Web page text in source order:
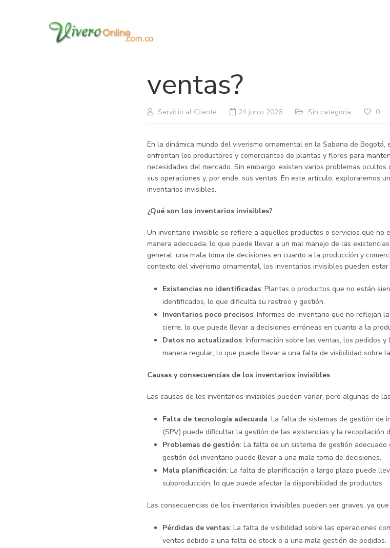
invisible está
ventas?
Servicio al Cliente 24 junio 2026 Sin categoría 0
En la dinámica mundo del viverismo ornamental en la Sabana de
enfrentan los productores y comerciantes de plantas y flores para
necesidades del mercado. Sin embargo, existen varios problemas
sus operaciones y, por ende, sus ventas. En este artículo, exploraremos
inventarios invisibles.
¿Qué son los inventarios invisibles?
Un inventario invisible se refiere a aquellos productos o servicios que no
manera adecuada, lo que puede llevar a un mal manejo de las
general, una mala toma de decisiones en cuanto a la producción y
contexto del viverismo ornamental, los inventarios invisibles pueden
Existencias no identificadas: Plantas o productos que no están
identificados, lo que dificulta su rastreo y gestión.
Inventarios poco precisos: Informes de inventario que no reflejan
cierre, lo que puede llevar a decisiones erróneas en cuanto a la
Datos no actualizados: Información sobre las ventas, los pedidos
manera regular, lo que puede llevar a una falta de visibilidad sobre
Causas y consecuencias de los inventarios invisibles
Las causas de los inventarios invisibles pueden variar, pero algunas de
Falta de tecnología adecuada: La falta de sistemas de gestión de
(SPV) puede dificultar la gestión de las existencias y la recopilación
Problemas de gestión: La falta de un sistema de gestión
gestión del inventario puede llevar a una mala toma de decisiones.
Mala planificación: La falta de planificación a largo plazo puede
subproducción, lo que puede afectar la disponibilidad de productos.
Las consecuencias de los inventarios invisibles pueden ser graves, ya
Pérdidas de ventas: La falta de visibilidad sobre las operaciones
ventas debido a una falta de stock o a una mala gestión de pedidos.